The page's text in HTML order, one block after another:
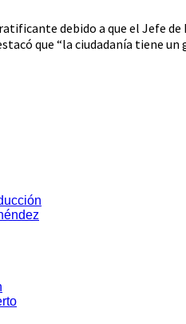
debido a que el Jefe
que “la ciudadanía tiene